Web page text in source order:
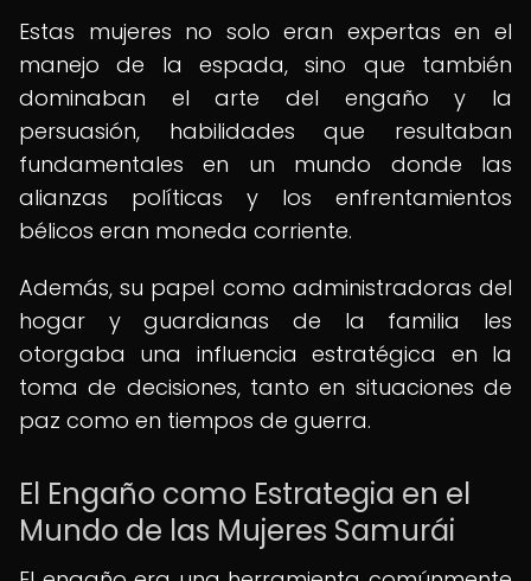
Estas mujeres no solo eran expertas en el
manejo de la espada, sino que también
dominaban el arte del engaño y la
persuasión, habilidades que resultaban
fundamentales en un mundo donde las
alianzas políticas y los enfrentamientos
bélicos eran moneda corriente.
Además, su papel como administradoras del
hogar y guardianas de la familia les
otorgaba una influencia estratégica en la
toma de decisiones, tanto en situaciones de
paz como en tiempos de guerra.
El Engaño como Estrategia en el
Mundo de las Mujeres Samurái